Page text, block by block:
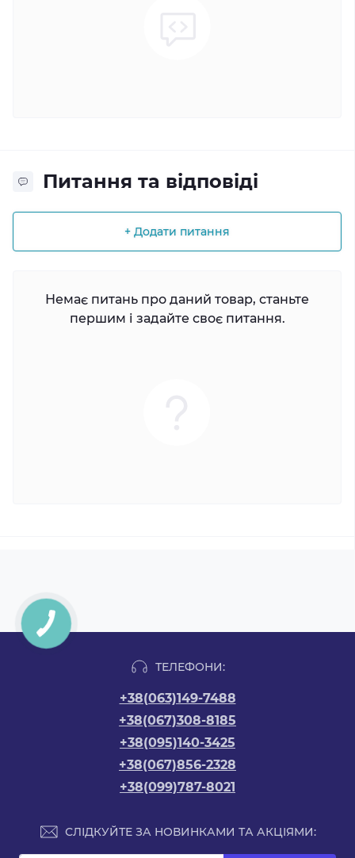
Питання та відповіді
+ Додати питання
Немає питань про даний товар, станьте
першим і задайте своє питання.
ТЕЛЕФОНИ:
+38(063)149-7488
+38(067)308-8185
+38(095)140-3425
+38(067)856-2328
+38(099)787-8021
СЛІДКУЙТЕ ЗА НОВИНКАМИ ТА АКЦІЯМИ: